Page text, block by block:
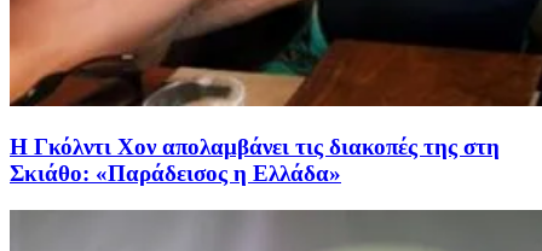
Η Γκόλντι Χον απολαμβάνει τις διακοπές της στη
Σκιάθο: «Παράδεισος η Ελλάδα»